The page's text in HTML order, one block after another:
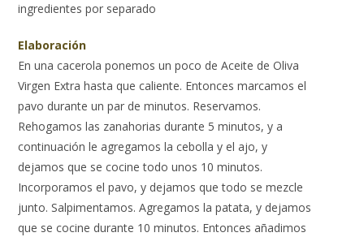
ingredientes por separado
Elaboración
En una cacerola ponemos un poco de Aceite de Oliva
Virgen Extra hasta que caliente. Entonces marcamos el
pavo durante un par de minutos. Reservamos.
Rehogamos las zanahorias durante 5 minutos, y a
continuación le agregamos la cebolla y el ajo, y
dejamos que se cocine todo unos 10 minutos.
Incorporamos el pavo, y dejamos que todo se mezcle
junto. Salpimentamos. Agregamos la patata, y dejamos
que se cocine durante 10 minutos. Entonces añadimos